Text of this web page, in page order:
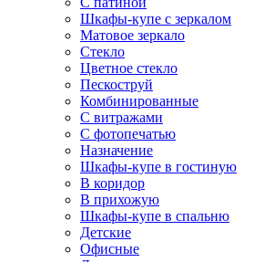
Шкафы-купе с зеркалом
Матовое зеркало
Стекло
Цветное стекло
Пескоструй
Комбинированные
С витражами
С фотопечатью
Назначение
Шкафы-купе в гостиную
В коридор
В прихожую
Шкафы-купе в спальню
Детские
Офисные